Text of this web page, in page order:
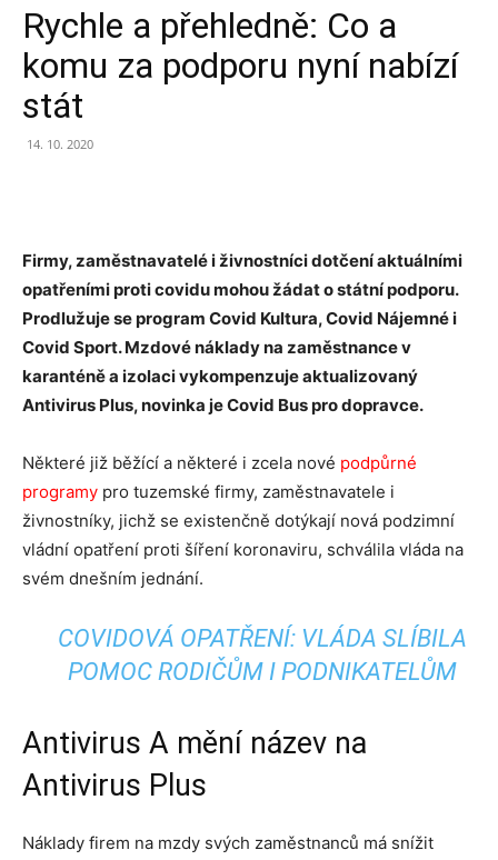
Rychle a přehledně: Co a
komu za podporu nyní nabízí
stát
14. 10. 2020
Firmy, zaměstnavatelé i živnostníci dotčení aktuálními
opatřeními proti covidu mohou žádat o státní podporu.
Prodlužuje se program Covid Kultura, Covid Nájemné i
Covid Sport. Mzdové náklady na zaměstnance v
karanténě a izolaci vykompenzuje aktualizovaný
Antivirus Plus, novinka je Covid Bus pro dopravce.
Některé již běžící a některé i zcela nové podpůrné
programy pro tuzemské firmy, zaměstnavatele i
živnostníky, jichž se existenčně dotýkají nová podzimní
vládní opatření proti šíření koronaviru, schválila vláda na
svém dnešním jednání.
COVIDOVÁ OPATŘENÍ: VLÁDA SLÍBILA
POMOC RODIČŮM I PODNIKATELŮM
Antivirus A mění název na
Antivirus Plus
Náklady firem na mzdy svých zaměstnanců má snížit